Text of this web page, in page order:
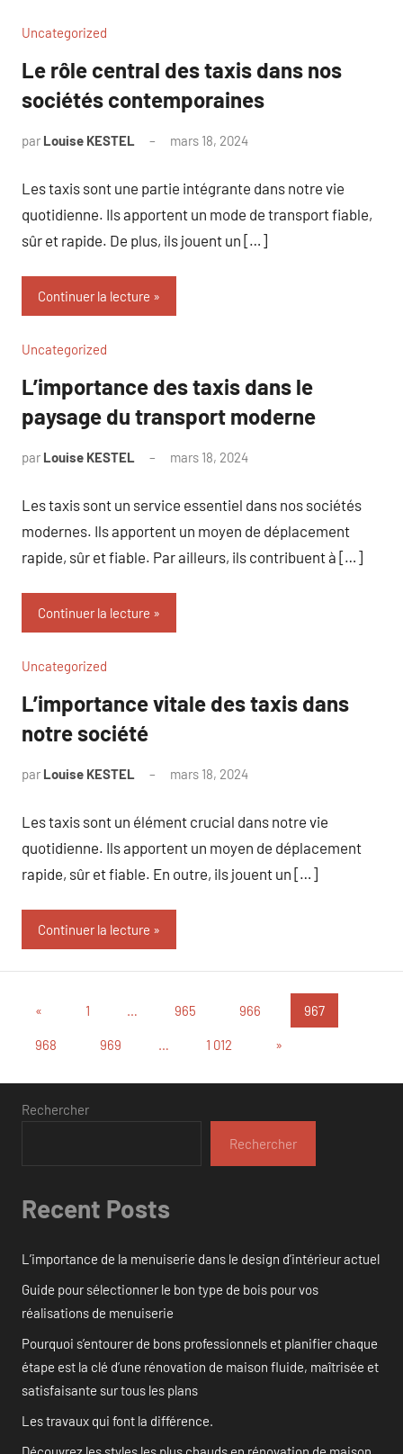
Uncategorized
Le rôle central des taxis dans nos
sociétés contemporaines
par Louise KESTEL mars 18, 2024
Les taxis sont une partie intégrante dans notre vie
quotidienne. Ils apportent un mode de transport fiable,
sûr et rapide. De plus, ils jouent un […]
Continuer la lecture
Uncategorized
L’importance des taxis dans le
paysage du transport moderne
par Louise KESTEL mars 18, 2024
Les taxis sont un service essentiel dans nos sociétés
modernes. Ils apportent un moyen de déplacement
rapide, sûr et fiable. Par ailleurs, ils contribuent à […]
Continuer la lecture
Uncategorized
L’importance vitale des taxis dans
notre société
par Louise KESTEL mars 18, 2024
Les taxis sont un élément crucial dans notre vie
quotidienne. Ils apportent un moyen de déplacement
rapide, sûr et fiable. En outre, ils jouent un […]
Continuer la lecture
Pagination
des
publications
« Publications
1 … 965 966 967
968 969 … 1 012
Articles
»
Rechercher
Rechercher
Recent Posts
L’importance de la menuiserie dans le design d’intérieur actuel
Guide pour sélectionner le bon type de bois pour vos
réalisations de menuiserie
Pourquoi s’entourer de bons professionnels et planifier chaque
étape est la clé d’une rénovation de maison fluide, maîtrisée et
satisfaisante sur tous les plans
Les travaux qui font la différence.